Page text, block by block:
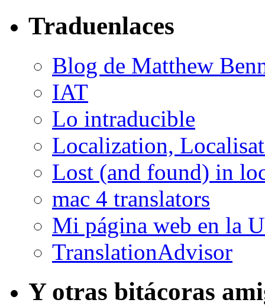
Traduenlaces
Blog de Matthew
IAT
Lo intraducible
Localization,
Lost (and found) in
mac 4 translators
Mi página web en la
TranslationAdvisor
Y otras bitácoras